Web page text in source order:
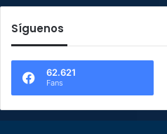
Síguenos
62.621
Fans